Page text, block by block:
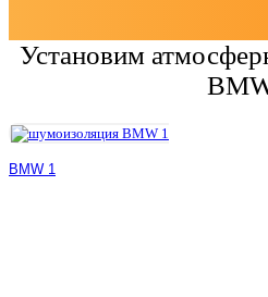
Установим
BMW 1